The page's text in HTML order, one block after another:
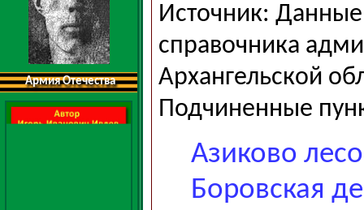
Армия Отечества
Источник:
справочника
Архангельской
Подчиненные
Азиково
Боровская